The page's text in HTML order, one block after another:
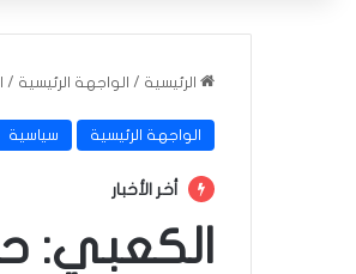
الرئيسية / الواجهة الرئيسية /
الواجهة الرئيسية سياسية
أخر الأخبار
الكعبي: